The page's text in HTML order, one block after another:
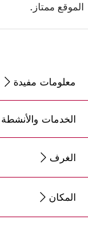
الموقع ممتاز.
معلومات مفيدة
الخدمات والأنشطة
الغرف
المكان